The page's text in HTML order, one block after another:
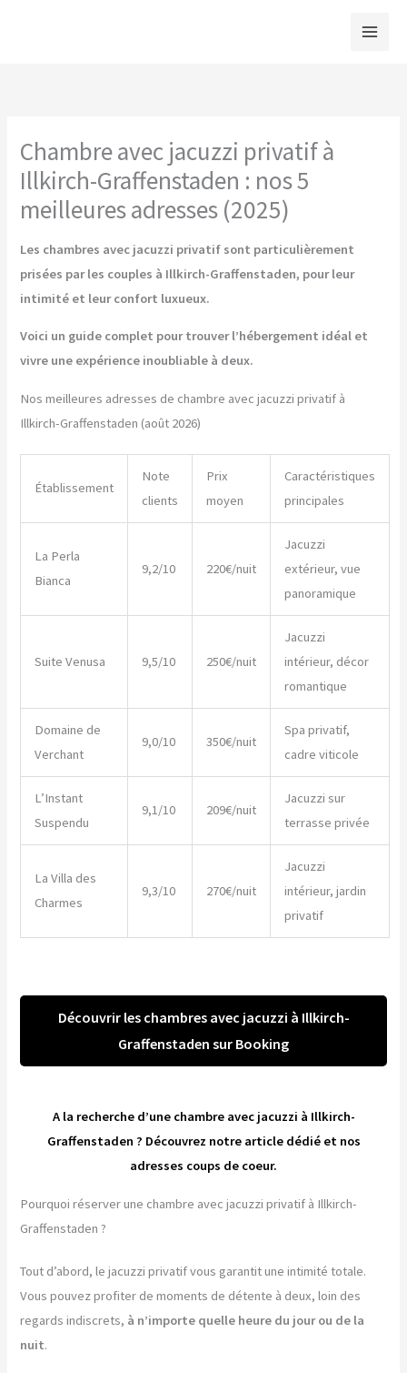
Chambre avec jacuzzi privatif à
Illkirch-Graffenstaden : nos 5
meilleures adresses (2025)
Les chambres avec jacuzzi privatif sont particulièrement
prisées par les couples à Illkirch-Graffenstaden, pour leur
intimité et leur confort luxueux.
Voici un guide complet pour trouver l’hébergement idéal et
vivre une expérience inoubliable à deux.
Nos meilleures adresses de chambre avec jacuzzi privatif à
Illkirch-Graffenstaden (août 2026)
Établissement
Note
clients
Prix
moyen
Caractéristiques
principales
La Perla
Bianca
9,2/10 220€/nuit
Jacuzzi
extérieur, vue
panoramique
Suite Venusa 9,5/10 250€/nuit
Jacuzzi
intérieur, décor
romantique
Domaine de
Verchant
9,0/10 350€/nuit
Spa privatif,
cadre viticole
L’Instant
Suspendu
9,1/10 209€/nuit
Jacuzzi sur
terrasse privée
La Villa des
Charmes
9,3/10 270€/nuit
Jacuzzi
intérieur, jardin
privatif
Découvrir les chambres avec jacuzzi à Illkirch-
Graffenstaden sur Booking
A la recherche d’une chambre avec jacuzzi à Illkirch-
Graffenstaden ? Découvrez notre article dédié et nos
adresses coups de coeur.
Pourquoi réserver une chambre avec jacuzzi privatif à Illkirch-
Graffenstaden ?
Tout d’abord, le jacuzzi privatif vous garantit une intimité totale.
Vous pouvez profiter de moments de détente à deux, loin des
regards indiscrets, à n’importe quelle heure du jour ou de la
nuit.